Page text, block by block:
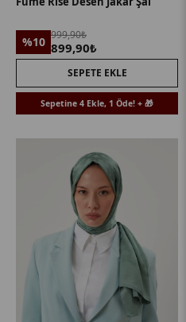
%10 999,90₺
899,90₺
SEPETE EKLE
Sepetine 4 Ekle, 1 Öde! + 🎁